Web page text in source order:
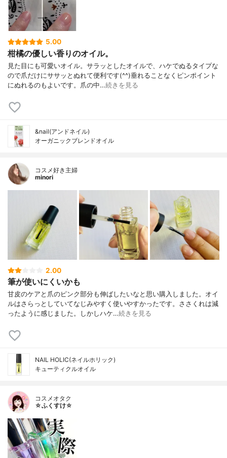
5.00
柑橘の優しい香りのオイル。
見た目にも可愛いオイル。サラッとしたオイルで、ハケでぬるタイプな
ので爪だけにササッとぬれて便利です(^^)垂れることなくピンポイント
にぬれるのもよいです。爪の中…続きを見る
&nail(アンドネイル)
オーガニックブレンドオイル
コスメ好き主婦
minori
2.00
筆が使いにくいかも
甘皮のケアと爪のピンク部分も伸ばしたいなと思い購入しました。オイ
ルはさらっとしていてなじみやすく使いやすかったです。ささくれは減
ったように感じました。しかしハケ…続きを見る
NAIL HOLIC(ネイルホリック)
キューティクルオイル
コスメオタク
☆ふくすけ☆